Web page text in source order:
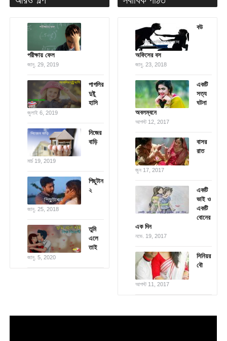
পরীক্ষায় ফেল
জানু. 29, 2019
পাগলির
দুষ্টু
হাসি
জুলাই 6, 2019
নিজের
বাড়ি
মার্চ 19, 2019
পিছুটান
২
জানু. 25, 2018
তুমি
এলে
তাই
জানু. 5, 2020
বউ
অফিসের বস
জানু. 23, 2018
একটি
সত্য
ঘটনা
অবলম্বনে
আগস্ট 12, 2017
বাসর
রাত
জুন 17, 2017
একটি
ভাই ও
একটি
বোনের
এক দিন
নভে. 19, 2017
সিনিয়র
বৌ
আগস্ট 11, 2017